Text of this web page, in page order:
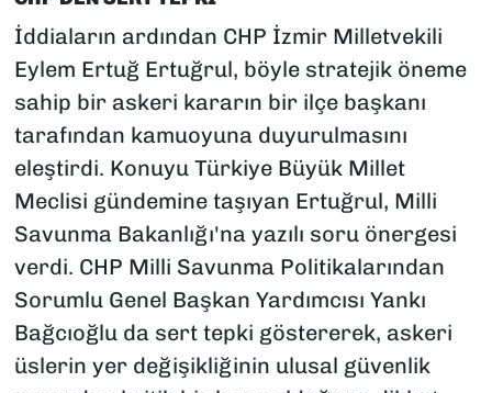
İddiaların ardından CHP İzmir Milletvekili
Eylem Ertuğ Ertuğrul, böyle stratejik öneme
sahip bir askeri kararın bir ilçe başkanı
tarafından kamuoyuna duyurulmasını
eleştirdi. Konuyu Türkiye Büyük Millet
Meclisi gündemine taşıyan Ertuğrul, Milli
Savunma Bakanlığı'na yazılı soru önergesi
verdi. CHP Milli Savunma Politikalarından
Sorumlu Genel Başkan Yardımcısı Yankı
Bağcıoğlu da sert tepki göstererek, askeri
üslerin yer değişikliğinin ulusal güvenlik